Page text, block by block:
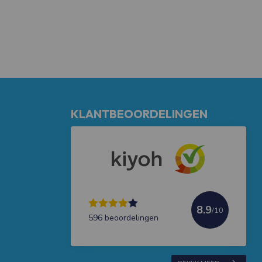
KLANTBEOORDELINGEN
596 beoordelingen
8.9/10